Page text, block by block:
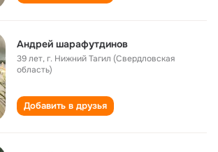
Андрей шарафутдинов
39 лет,г. Нижний Тагил (Свердловская
область)
Добавить в друзья